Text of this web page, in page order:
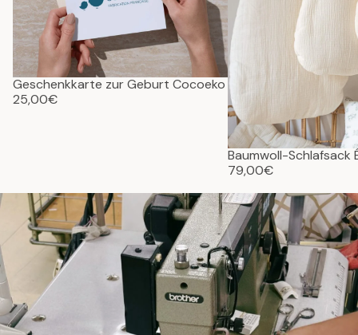
Geschenkkarte zur Geburt Cocoeko
25,00€
Baumwoll-Schlafsack
79,00€